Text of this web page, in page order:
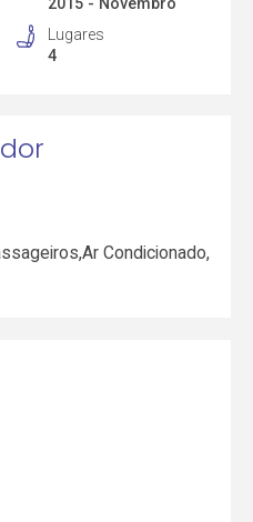
2015 - Novembro
Lugares
4
Condicionado,